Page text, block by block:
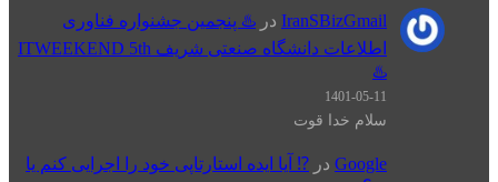
IranSBizGmail در ♨️ پنجمین جشنواره فناوری
اطلاعات دانشگاه صنعتی شریف ITWEEKEND 5th
♨️
1401-05-11
سلام خدا قوت
Google در ⁉️ آیا ایده استارتاپی خود را اجرایی کنم یا